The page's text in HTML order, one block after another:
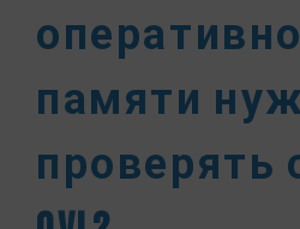
памяти
проверять